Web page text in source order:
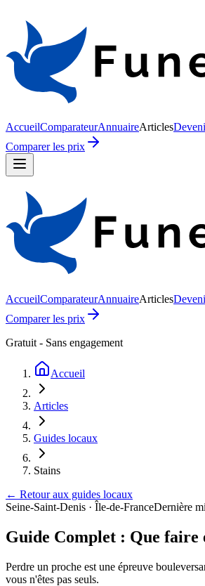
AccueilComparateurAnnuaireArticles
Comparer les prix
AccueilComparateurAnnuaireArticles
Comparer les prix
Gratuit - Sans engagement
Accueil
Articles
Guides locaux
Stains
← Retour aux guides locaux
Seine-Saint-Denis · Île-de-FranceDernière
Guide Complet : Que faire
Perdre un proche est une épreuve
vous n'êtes pas seuls.